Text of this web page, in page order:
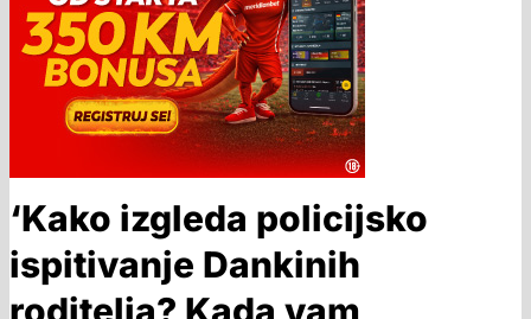
‘Kako izgleda policijsko
ispitivanje Dankinih